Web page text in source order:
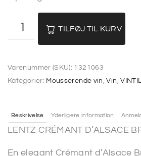
TILFØJ TIL KURV
Varenummer (SKU): 1321063
Kategorier: Mousserende vin ,Vin ,
Beskrivelse Yderligere information
LENTZ CRÉMANT D’ALSACE
En elegant Crémant d’Alsace